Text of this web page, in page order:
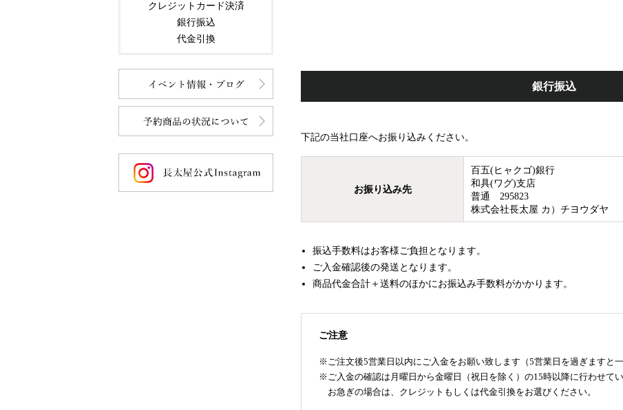
クレジットカード決済
銀行振込
代金引換
銀行振込
下記の当社口座へお振り込みください。
お振り込み先
百五(ヒャクゴ)銀行
和具(ワグ)支店
普通 295823
株式会社長太屋 カ）チヨウダヤ
振込手数料はお客様ご負担となります。
ご入金確認後の発送となります。
商品代金合計＋送料のほかにお振込み手数料がかかります。
ご注意
ご注文後5営業日以内にご入金をお願い致します（5営業日を過ぎますと
ご入金の確認は月曜日から金曜日（祝日を除く）の15時以降に行わせてい
お急ぎの場合は、クレジットもしくは代金引換をお選びください。